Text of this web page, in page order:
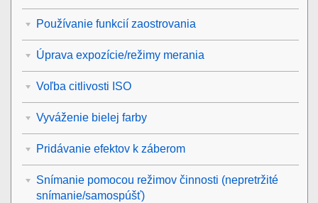
Používanie funkcií zaostrovania
Úprava expozície/režimy merania
Voľba citlivosti ISO
Vyváženie bielej farby
Pridávanie efektov k záberom
Snímanie pomocou režimov činnosti (nepretržité
snímanie/samospúšť)